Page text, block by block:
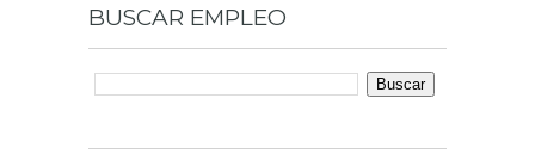
BUSCAR EMPLEO